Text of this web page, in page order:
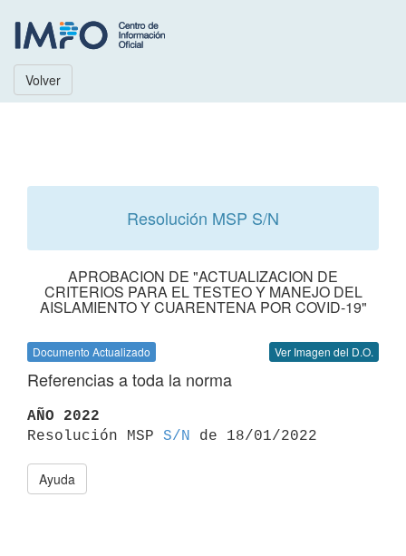
Volver
Resolución MSP S/N
APROBACION DE "ACTUALIZACION DE
CRITERIOS PARA EL TESTEO Y MANEJO DEL
AISLAMIENTO Y CUARENTENA POR COVID-19"
Documento Actualizado Ver Imagen del D.O.
Referencias a toda la norma
AÑO 2022
Resolución MSP S/N
Ayuda